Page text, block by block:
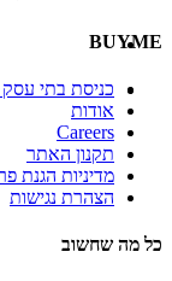
BUYME
כניסת בתי
אודות
Careers
תקנון האתר
מדיניות הגנת
הצהרת נגישות
כל מה שחשוב